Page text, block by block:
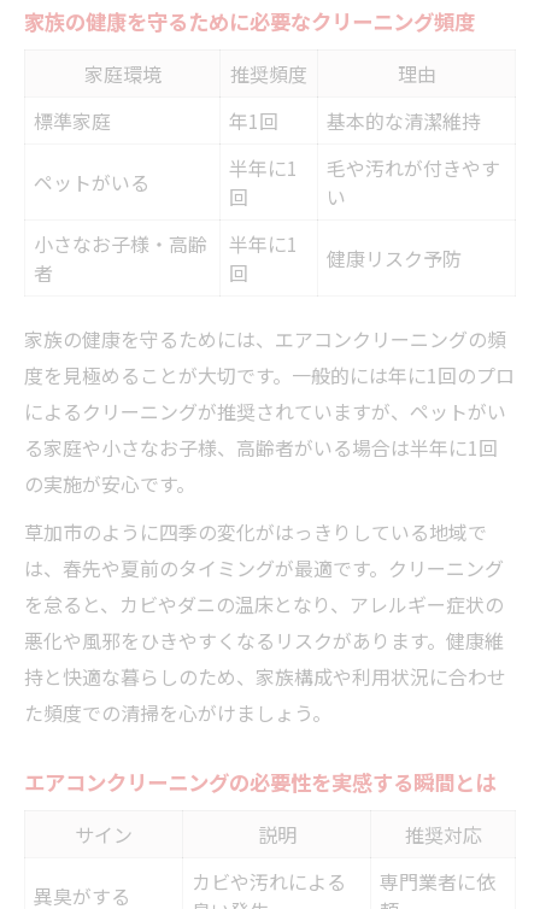
較表
口コミや特徴で選ぶおすすめクリーニング
相場を知ってお得に依頼するためのポイン
ト
エアコンクリーニング業者の保証や対応範
囲を比較
予約のしやすさ・対応スピードの違いを徹
底検証
プロによるエアコン清掃で電気代も節約できる
理由
エアコンクリーニングが電気代節約に直結
する仕組み
清掃前後で変わる電気代の目安一覧
効率アップで快適さが増すプロ清掃のメリ
ット
節約と健康を両立できるエアコンクリーニ
ング活用法
草加市で節電意識が高まる理由
家族の健康を守るために必要なクリーニング頻度
家庭環境 推奨頻度
理由
標準家庭
年1回 基本的な清潔維持
ペットがいる
半年に1
回
毛や汚れが付きやす
い
小さなお子様・高齢
者
半年に1
回
健康リスク予防
家族の健康を守るためには、エアコンクリーニングの頻
度を見極めることが大切です。一般的には年に1回のプロ
によるクリーニングが推奨されていますが、ペットがい
る家庭や小さなお子様、高齢者がいる場合は半年に1回
の実施が安心です。
草加市のように四季の変化がはっきりしている地域で
は、春先や夏前のタイミングが最適です。クリーニング
を怠ると、カビやダニの温床となり、アレルギー症状の
悪化や風邪をひきやすくなるリスクがあります。健康維
持と快適な暮らしのため、家族構成や利用状況に合わせ
た頻度での清掃を心がけましょう。
エアコンクリーニングの必要性を実感する瞬間とは
サイン 説明 推奨対応
異臭がする
カビや汚れによる
専門業者に依